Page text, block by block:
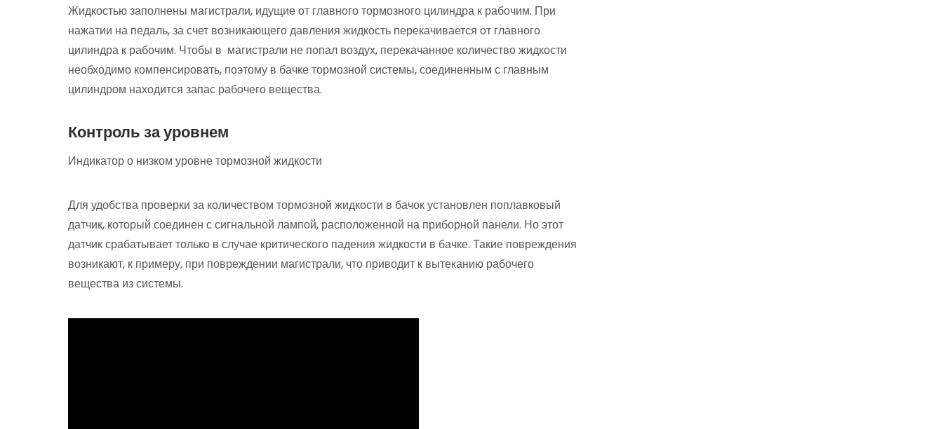
Жидкостью заполнены магистрали, идущие от главного тормозного цилиндра к рабочим. При
нажатии на педаль, за счет возникающего давления жидкость перекачивается от главного
цилиндра к рабочим. Чтобы в магистрали не попал воздух, перекачанное количество жидкости
необходимо компенсировать, поэтому в бачке тормозной системы, соединенным с главным
цилиндром находится запас рабочего вещества.
Контроль за уровнем
Индикатор о низком уровне тормозной жидкости
Для удобства проверки за количеством тормозной жидкости в бачок установлен поплавковый
датчик, который соединен с сигнальной лампой, расположенной на приборной панели. Но этот
датчик срабатывает только в случае критического падения жидкости в бачке. Такие повреждения
возникают, к примеру, при повреждении магистрали, что приводит к вытеканию рабочего
вещества из системы.